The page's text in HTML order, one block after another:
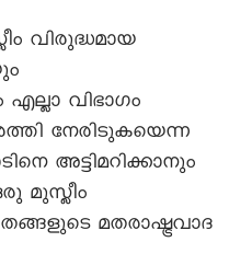
വിരുദ്ധമായ
വിഭാഗം
നേരിടുകയെന്ന
അട്ടിമറിക്കാനും
മുസ്ലീം
മതരാഷ്ട്രവാദ